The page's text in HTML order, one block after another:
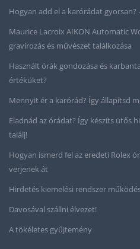
Hogyan add el a karórádat
Maurice Lacroix AIKON Automatic
gravírozás és művészet találkozása
Használt órák gondozása és
értéküket?
Mennyit ér a karórád? Így állapítsd
Eladnád az órádat? Így készíts ütős
találj!
Hogyan ismerd fel az eredeti Rolex
verjenek át
Hirdetés kiemelési rendszer
Davosával szállni élvezet!
A tökéletes gyűjtemény